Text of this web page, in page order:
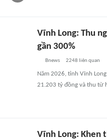
Vĩnh Long: Thu
gần 300%
Bnews 2248 liên quan
Năm 2026, tỉnh Vĩnh
21.203 tỷ đồng và thu từ
Vĩnh Long: Khen